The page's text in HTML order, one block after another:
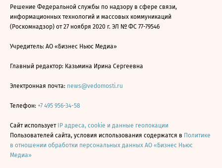
Решение Федеральной службы по надзору в сфере связи,
информационных технологий и массовых коммуникаций
(Роскомнадзор) от 27 ноября 2020 г. ЭЛ № ФС 77-79546
Учредитель: АО «Бизнес Ньюс Медиа»
Главный редактор: Казьмина Ирина Сергеевна
Электронная почта: news@vedomosti.ru
Телефон: +7 495 956-34-58
Сайт использует IP адреса, cookie и данные геолокации
Пользователей сайта, условия использования содержатся в Политике
в отношении обработки персональных данных АО «Бизнес Ньюс
Медиа»